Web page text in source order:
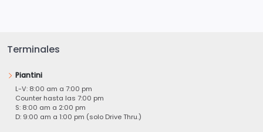
Terminales
Piantini
L-V: 8:00 am a 7:00 pm
Counter hasta las 7:00 pm
S: 8:00 am a 2:00 pm
D: 9:00 am a 1:00 pm (solo Drive Thru.)